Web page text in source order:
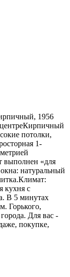
1956
центреКирпичный
потолки,
1-
выполнен «для
натуральный
кухня с
В 5 минутах
Горького,
Для вас -
покупке,